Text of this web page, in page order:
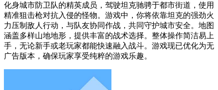
化身城市防卫队的精英成员，驾驶坦克驰骋于都市街道，使用
精准狙击枪对抗入侵的怪物。游戏中，你将依靠坦克的强劲火
力压制敌人行动，与队友协同作战，共同守护城市安全。地图
涵盖多样山地地形，提供丰富的战术选择。整体操作简洁易上
手，无论新手或老玩家都能快速融入战斗。游戏现已优化为无
广告版本，确保玩家享受纯粹的游戏乐趣。